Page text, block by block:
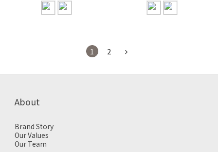
1 2
About
Brand Story
Our Values
Our Team